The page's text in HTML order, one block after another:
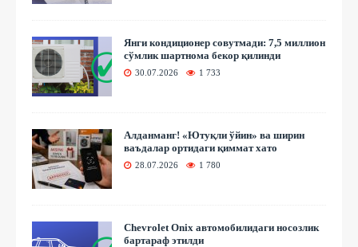
Янги кондиционер совутмади: 7,5 миллион
сўмлик шартнома бекор қилинди
30.07.2026 1 733
Алданманг! «Ютуқли ўйин» ва ширин
ваъдалар ортидаги қиммат хато
28.07.2026 1 780
Chevrolet Onix автомобилидаги носозлик
бартараф этилди